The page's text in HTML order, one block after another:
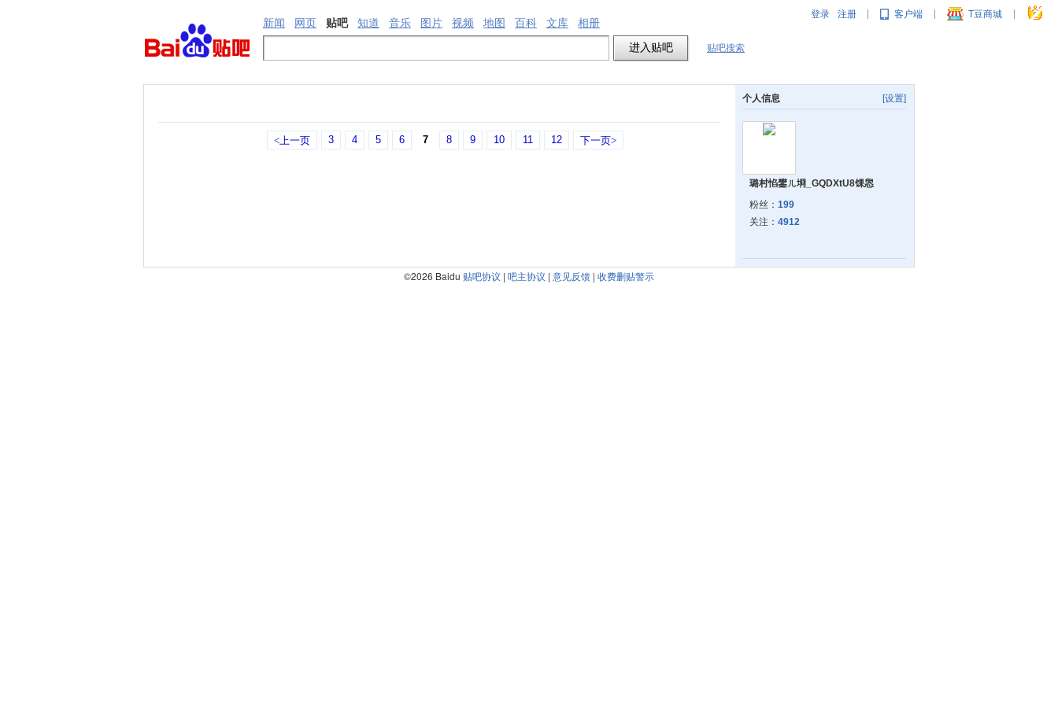
登录 注册 | 客户端 | T豆商城 |
新闻 网页 贴吧 知道 音乐 图片 视频 地图 百科 文库 相册
贴吧搜索
<上一页 3 4 5 6 7 8 9 10 11 12 下一页>
[设置]
个人信息
璐村惂鐢ㄦ埛_GQDXtU8馃惥
粉丝： 199
关注： 4912
©2026 Baidu 贴吧协议 | 吧主协议 | 意见反馈 | 收费删贴警示